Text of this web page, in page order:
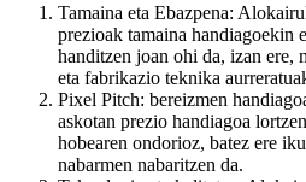
Tamaina eta Ebazpena:
prezioak tamaina handiagoekin
handitzen joan ohi da, izan ere,
eta fabrikazio teknika
Pixel Pitch: bereizmen
askotan prezio handiagoa
hobearen ondorioz, batez ere
nabarmen nabaritzen da.